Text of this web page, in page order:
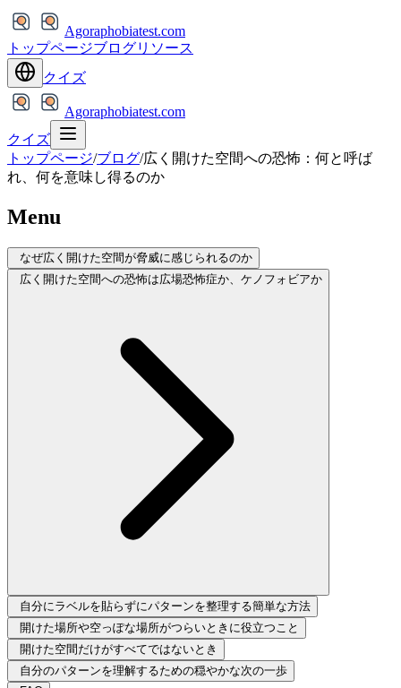
Agoraphobiatest.com
トップページブログリソース
クイズ
Agoraphobiatest.com
クイズ
トップページ/ブログ/広く開けた空間への恐怖：何と呼ば
れ、何を意味し得るのか
Menu
なぜ広く開けた空間が脅威に感じられるのか
広く開けた空間への恐怖は広場恐怖症か、ケノフォビアか
自分にラベルを貼らずにパターンを整理する簡単な方法
開けた場所や空っぽな場所がつらいときに役立つこと
開けた空間だけがすべてではないとき
自分のパターンを理解するための穏やかな次の一歩